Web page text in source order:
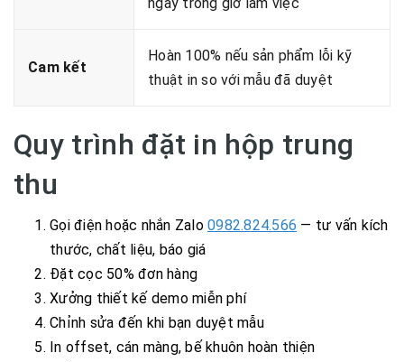
ngay trong giờ làm việc
Cam kết
Hoàn 100% nếu sản phẩm lỗi kỹ
thuật in so với mẫu đã duyệt
Quy trình đặt in hộp trung
thu
Gọi điện hoặc nhắn Zalo 0982.824.566 — tư vấn kích
thước, chất liệu, báo giá
Đặt cọc 50% đơn hàng
Xưởng thiết kế demo miễn phí
Chỉnh sửa đến khi bạn duyệt mẫu
In offset, cán màng, bế khuôn hoàn thiện